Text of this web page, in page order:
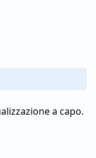
a capo.